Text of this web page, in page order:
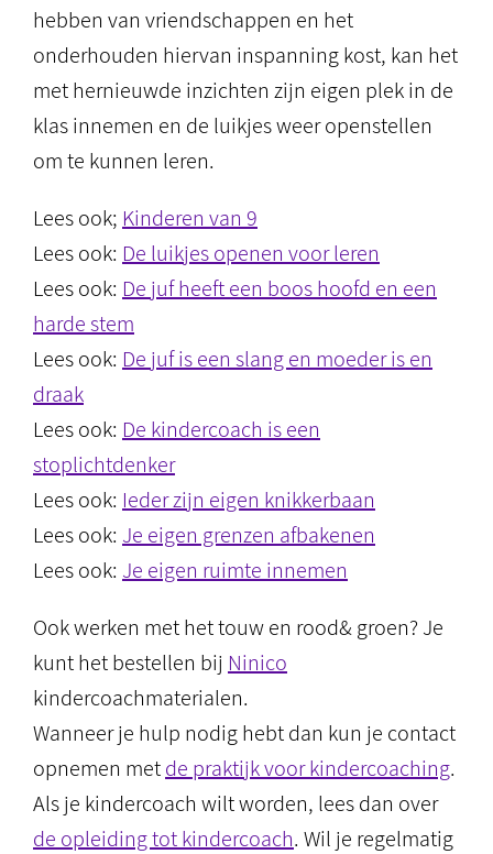
hebben van vriendschappen en het
onderhouden hiervan inspanning kost, kan het
met hernieuwde inzichten zijn eigen plek in de
klas innemen en de luikjes weer openstellen
om te kunnen leren.
Lees ook; Kinderen van 9
Lees ook: De luikjes openen voor leren
Lees ook: De juf heeft een boos hoofd en een
harde stem
Lees ook: De juf is een slang en moeder is en
draak
Lees ook: De kindercoach is een
stoplichtdenker
Lees ook: Ieder zijn eigen knikkerbaan
Lees ook: Je eigen grenzen afbakenen
Lees ook: Je eigen ruimte innemen
Ook werken met het touw en rood& groen? Je
kunt het bestellen bij Ninico
kindercoachmaterialen.
Wanneer je hulp nodig hebt dan kun je contact
opnemen metde praktijk voor kindercoaching.
Als je kindercoach wilt worden, lees dan over
de opleiding tot kindercoach. Wil je regelmatig